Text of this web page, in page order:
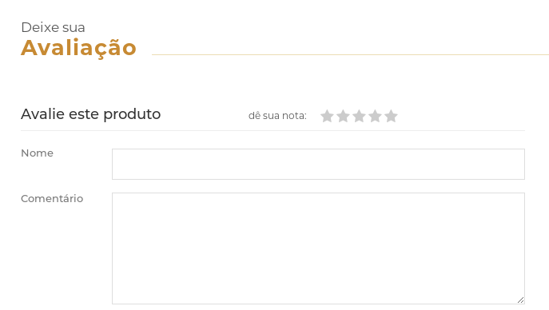
Deixe sua
Avaliação
Avalie este produto dê sua nota:
Nome
Comentário